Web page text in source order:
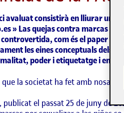
avaluat consistirà en lliurar un
» Las quejas contra marcas
com és el paper
les eines conceptuals dels
poder i etiquetatge i
que la societat ha fet amb
publicat el passat 25 de juny de